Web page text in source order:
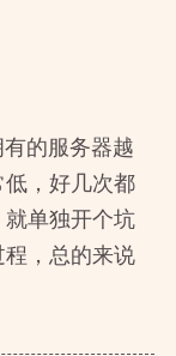
的服务器越
，好几次都
就单独开个坑
，总的来说